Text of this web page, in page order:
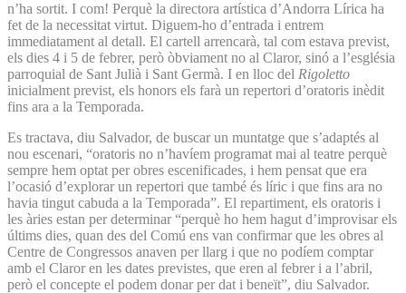
n’ha sortit. I com! Perquè la directora artística d’Andorra Lírica ha
fet de la necessitat virtut. Diguem-ho d’entrada i entrem
immediatament al detall. El cartell arrencarà, tal com estava previst,
els dies 4 i 5 de febrer, però òbviament no al Claror, sinó a l’església
parroquial de Sant Julià i Sant Germà. I en lloc del Rigoletto
inicialment previst, els honors els farà un repertori d’oratoris inèdit
fins ara a la Temporada.
Es tractava, diu Salvador, de buscar un muntatge que s’adaptés al
nou escenari, “oratoris no n’havíem programat mai al teatre perquè
sempre hem optat per obres escenificades, i hem pensat que era
l’ocasió d’explorar un repertori que també és líric i que fins ara no
havia tingut cabuda a la Temporada”. El repartiment, els oratoris i
les àries estan per determinar “perquè ho hem hagut d’improvisar els
últims dies, quan des del Comú ens van confirmar que les obres al
Centre de Congressos anaven per llarg i que no podíem comptar
amb el Claror en les dates previstes, que eren al febrer i a l’abril,
però el concepte el podem donar per dat i beneït”, diu Salvador.